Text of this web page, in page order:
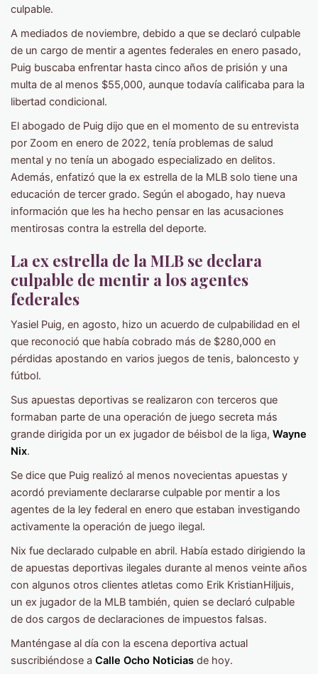
culpable.
A mediados de noviembre, debido a que se declaró culpable
de un cargo de mentir a agentes federales en enero pasado,
Puig buscaba enfrentar hasta cinco años de prisión y una
multa de al menos $55,000, aunque todavía calificaba para la
libertad condicional.
El abogado de Puig dijo que en el momento de su entrevista
por Zoom en enero de 2022, tenía problemas de salud
mental y no tenía un abogado especializado en delitos.
Además, enfatizó que la ex estrella de la MLB solo tiene una
educación de tercer grado. Según el abogado, hay nueva
información que les ha hecho pensar en las acusaciones
mentirosas contra la estrella del deporte.
La ex estrella de la MLB se declara
culpable de mentir a los agentes
federales
Yasiel Puig, en agosto, hizo un acuerdo de culpabilidad en el
que reconoció que había cobrado más de $280,000 en
pérdidas apostando en varios juegos de tenis, baloncesto y
fútbol.
Sus apuestas deportivas se realizaron con terceros que
formaban parte de una operación de juego secreta más
grande dirigida por un ex jugador de béisbol de la liga, Wayne
Nix.
Se dice que Puig realizó al menos novecientas apuestas y
acordó previamente declararse culpable por mentir a los
agentes de la ley federal en enero que estaban investigando
activamente la operación de juego ilegal.
Nix fue declarado culpable en abril. Había estado dirigiendo la
de apuestas deportivas ilegales durante al menos veinte años
con algunos otros clientes atletas como Erik KristianHiljuis,
un ex jugador de la MLB también, quien se declaró culpable
de dos cargos de declaraciones de impuestos falsas.
Manténgase al día con la escena deportiva actual
suscribiéndose a Calle Ocho Noticias de hoy.